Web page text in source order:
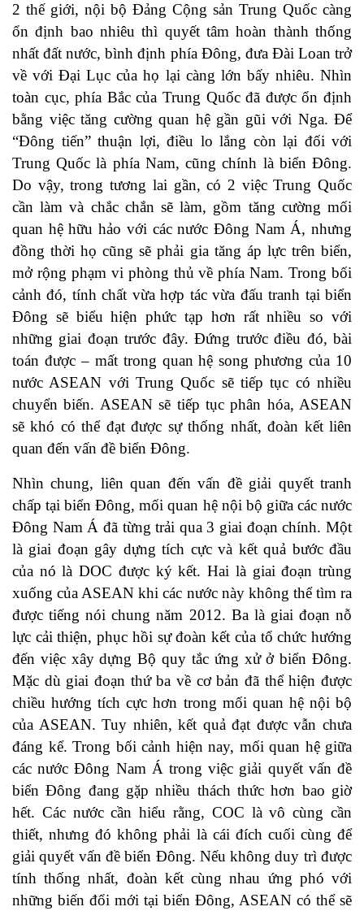
2 thế giới, nội bộ Đảng Cộng sản Trung Quốc càng
ổn định bao nhiêu thì quyết tâm hoàn thành thống
nhất đất nước, bình định phía Đông, đưa Đài Loan trở
về với Đại Lục của họ lại càng lớn bấy nhiêu. Nhìn
toàn cục, phía Bắc của Trung Quốc đã được ổn định
bằng việc tăng cường quan hệ gần gũi với Nga. Để
“Đông tiến” thuận lợi, điều lo lắng còn lại đối với
Trung Quốc là phía Nam, cũng chính là biển Đông.
Do vậy, trong tương lai gần, có 2 việc Trung Quốc
cần làm và chắc chắn sẽ làm, gồm tăng cường mối
quan hệ hữu hảo với các nước Đông Nam Á, nhưng
đồng thời họ cũng sẽ phải gia tăng áp lực trên biển,
mở rộng phạm vi phòng thủ về phía Nam. Trong bối
cảnh đó, tính chất vừa hợp tác vừa đấu tranh tại biển
Đông sẽ biểu hiện phức tạp hơn rất nhiều so với
những giai đoạn trước đây. Đứng trước điều đó, bài
toán được – mất trong quan hệ song phương của 10
nước ASEAN với Trung Quốc sẽ tiếp tục có nhiều
chuyển biến. ASEAN sẽ tiếp tục phân hóa, ASEAN
sẽ khó có thể đạt được sự thống nhất, đoàn kết liên
quan đến vấn đề biển Đông.
Nhìn chung, liên quan đến vấn đề giải quyết tranh
chấp tại biển Đông, mối quan hệ nội bộ giữa các nước
Đông Nam Á đã từng trải qua 3 giai đoạn chính. Một
là giai đoạn gây dựng tích cực và kết quả bước đầu
của nó là DOC được ký kết. Hai là giai đoạn trùng
xuống của ASEAN khi các nước này không thể tìm ra
được tiếng nói chung năm 2012. Ba là giai đoạn nỗ
lực cải thiện, phục hồi sự đoàn kết của tổ chức hướng
đến việc xây dựng Bộ quy tắc ứng xử ở biển Đông.
Mặc dù giai đoạn thứ ba về cơ bản đã thể hiện được
chiều hướng tích cực hơn trong mối quan hệ nội bộ
của ASEAN. Tuy nhiên, kết quả đạt được vẫn chưa
đáng kể. Trong bối cảnh hiện nay, mối quan hệ giữa
các nước Đông Nam Á trong việc giải quyết vấn đề
biển Đông đang gặp nhiều thách thức hơn bao giờ
hết. Các nước cần hiểu rằng, COC là vô cùng cần
thiết, nhưng đó không phải là cái đích cuối cùng để
giải quyết vấn đề biển Đông. Nếu không duy trì được
tính thống nhất, đoàn kết cùng nhau ứng phó với
những biến đổi mới tại biển Đông, ASEAN có thể sẽ